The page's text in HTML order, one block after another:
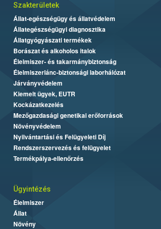
Szakterületek
Állat-egészségügy és állatvédelem
Állategészségügyi diagnosztika
Állatgyógyászati termékek
Borászat és alkoholos italok
Élelmiszer- és takarmánybiztonság
Élelmiszerlánc-biztonsági laborhálózat
Járványvédelem
Kiemelt ügyek, EUTR
Kockázatkezelés
Mezőgazdasági genetikai erőforrások
Növényvédelem
Nyilvántartási és Felügyeleti Díj
Rendszerszervezés és felügyelet
Termékpálya-ellenőrzés
Ügyintézés
Élelmiszer
Állat
Növény